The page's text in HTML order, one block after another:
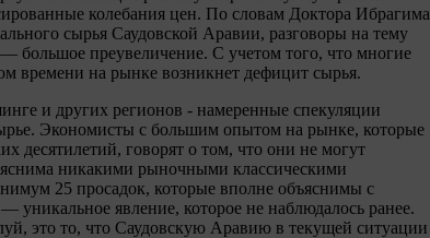
колебания цен. По словам Доктора Ибрагима
сырья Саудовской Аравии, разговоры на тему
большое преувеличение. С учетом того, что многие
времени на рынке возникнет дефицит сырья.
и других регионов - намеренные спекуляции
Экономисты с большим опытом на рынке, которые
десятилетий, говорят о том, что они не могут
никакими рыночными классическими
25 просадок, которые вполне объяснимы с
уникальное явление, которое не наблюдалось ранее.
это то, что Саудовскую Аравию в текущей ситуации